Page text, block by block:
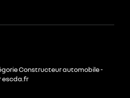
Constructeur automobile -
escda.fr